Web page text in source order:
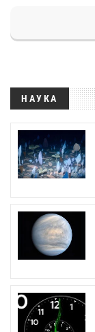
НАУКА